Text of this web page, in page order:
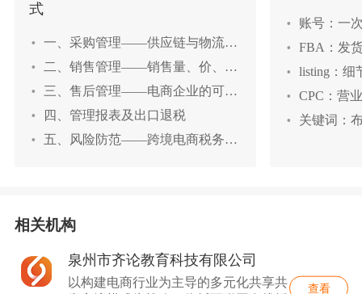
式
一、采购管理——供应链与物流费
用管理
二、销售管理——销售量、价、利
管理
三、售后管理——电商企业的可持
续发展之路
四、管理报表及出口退税
五、风险防范——跨境电商税务合
九、跨境电商企业外部合伙人规划
十、跨境电商成熟企业股权激励规
划
十一、跨境电商投资&商业模式全
账号：一
FBA：发
listing：细
CPC：营
关键词：
相关机构
泉州市齐论教育科技有限公司
以构建电商行业为主导的多元化共享共
查看